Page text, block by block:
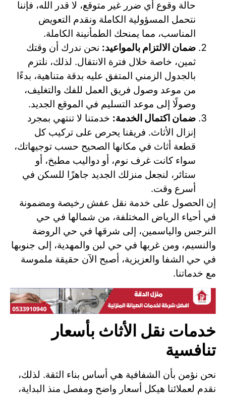
حالة وقوع أي ضرر غير متوقع، لا قدر الله، فإننا
نتحمل المسؤولية الكاملة ونقدم التعويض
المناسب، مما يمنحك الطمأنينة الكاملة.
ضمان الالتزام بالمواعيد: نحن ندرك أن وقتك
ثمين، خاصة خلال فترة الانتقال. لذلك، نلتزم
بالجدول الزمني المتفق عليه بدقة متناهية، بدءًا
من موعد وصول فريق العمل للفك والتغليف،
وصولًا إلى موعد التسليم في الموقع الجديد.
ضمان اكتمال الخدمة: خدمتنا لا تنتهي بمجرد
إنزال الأثاث. فريقنا يحرص على تركيب كل
قطعة أثاث في مكانها الصحيح حسب توجيهاتك،
سواء كانت غرف نوم، أو دواليب مطبخ، أو
ستائر، لنجعل منزلك الجديد جاهزًا للسكن في
أسرع وقت.
إن الحصول على خدمة نقل عفش رخيصة ومضمونة
في أحياء الرياض المختلفة، من شمالها في حي
النرجس والياسمين، إلى شرقها في حي الروضة
والنسيم، ومن غربها في حي لبن والمهدية، إلى جنوبها
في حي الشفا والعزيزية، أصبح الآن حقيقة ملموسة
مع خدماتنا.
خدمات نقل الأثاث بأسعار
تنافسية
نحن نؤمن بأن الشفافية هي أساس بناء الثقة. لذلك،
نقدم لعملائنا هيكل أسعار واضح ومفصل منذ البداية،